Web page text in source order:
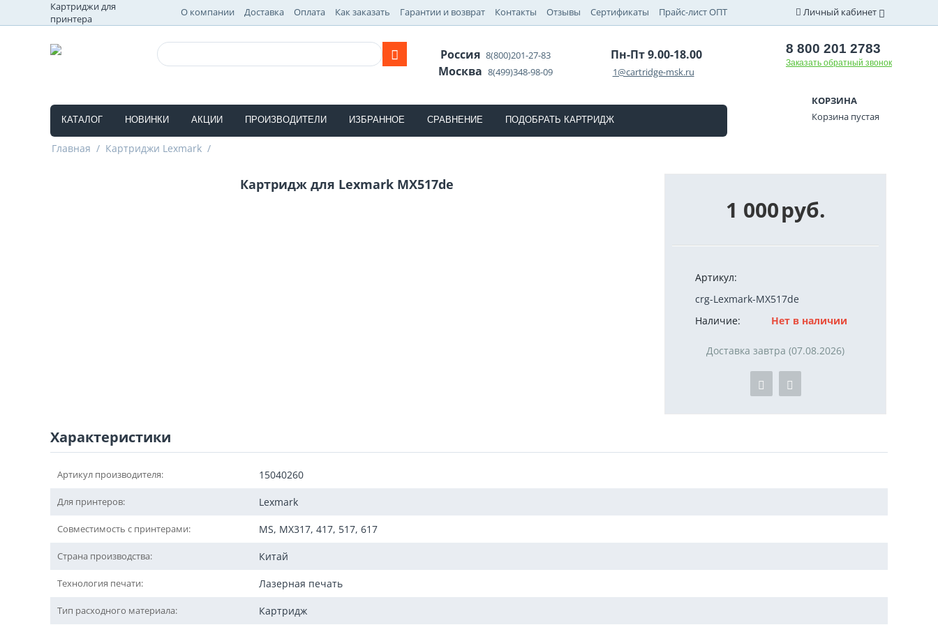
Картриджи для
принтера
О компании Доставка Оплата Как заказать Гарантии и возврат Контакты Отзывы Сертификаты Прайс-лист ОПТ Личный кабинет
Россия8(800)201-27-83
Москва8(499)348-98-09
Пн-Пт 9.00-18.00
1@cartridge-msk.ru
8 800 201 2783
Заказать обратный звонок
КАТАЛОГ НОВИНКИ АКЦИИ ПРОИЗВОДИТЕЛИ ИЗБРАННОЕ СРАВНЕНИЕ ПОДОБРАТЬ КАРТРИДЖ
КОРЗИНА
Корзина пустая
Главная / Картриджи Lexmark /
Картридж для Lexmark MX517de
1 000руб.
Артикул:
crg-Lexmark-MX517de
Наличие:
Нет в наличии
Доставка завтра (07.08.2026)
Характеристики
Артикул производителя: 15040260
Для принтеров: Lexmark
Совместимость с принтерами: MS, MX317, 417, 517, 617
Страна производства: Китай
Технология печати: Лазерная печать
Тип расходного материала: Картридж